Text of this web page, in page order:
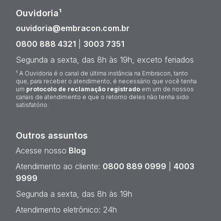
Ouvidoria¹
ouvidoria@embracon.com.br
0800 888 4321
3003 7351
Segunda a sexta, das 8h às 19h, exceto feriados
¹ A Ouvidoria é o canal de última instância na Embracon, tanto
que, para receber o atendimento, é necessário que você tenha
um protocolo de reclamação registrado em um de nossos
canais de atendimento e que o retorno deles não tenha sido
satisfatório.
Outros assuntos
Acesse nosso Blog
Atendimento ao cliente: 0800 889 0999
4003
9999
Segunda a sexta, das 8h às 19h
Atendimento eletrônico: 24h